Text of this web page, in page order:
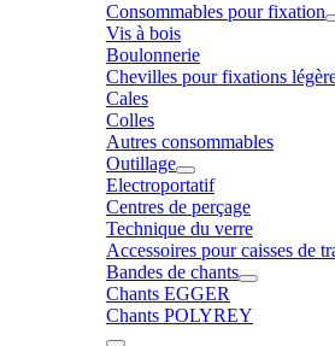
Consommables pour fixation
Vis à bois
Boulonnerie
Chevilles pour fixations
Cales
Colles
Autres consommables
Outillage
Electroportatif
Centres de perçage
Technique du verre
Accessoires pour caisses de
Bandes de chants
Chants EGGER
Chants POLYREY